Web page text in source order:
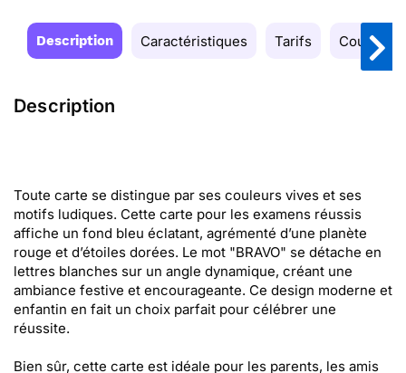
Description Caractéristiques Tarifs Couleurs
Description
Toute carte se distingue par ses couleurs vives et ses
motifs ludiques. Cette carte pour les examens réussis
affiche un fond bleu éclatant, agrémenté d’une planète
rouge et d’étoiles dorées. Le mot "BRAVO" se détache en
lettres blanches sur un angle dynamique, créant une
ambiance festive et encourageante. Ce design moderne et
enfantin en fait un choix parfait pour célébrer une
réussite.
Bien sûr, cette carte est idéale pour les parents, les amis